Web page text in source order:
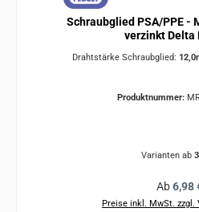
Schraubglied PSA/PPE -
verzinkt Delta
Drahtstärke Schraubglied:
Produktnummer:
Varianten ab
Ab6,98
Preise inkl. MwSt. zzgl.